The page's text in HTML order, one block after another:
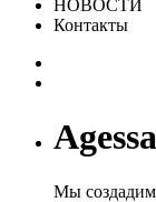
НОВОСТИ
Контакты
Мы создадим